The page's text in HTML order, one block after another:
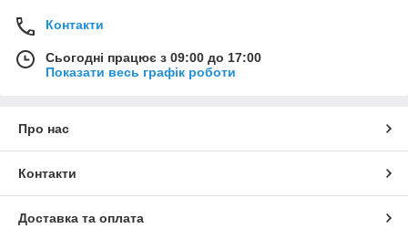
Контакти
Сьогодні працює з 09:00 до 17:00
Показати весь графік роботи
Про нас
Контакти
Доставка та оплата